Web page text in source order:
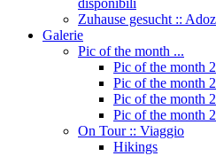
disponibili
Zuhause gesucht ::
Galerie
Pic of the month ...
Pic of the month
Pic of the month
Pic of the month
Pic of the month
On Tour :: Viaggio
Hikings